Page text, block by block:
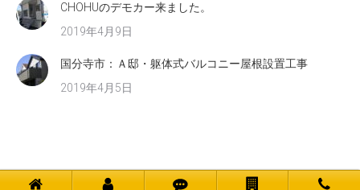
CHOHUのデモカー来ました。
2019年4月9日
国分寺市：Ａ邸・躯体式バルコニー屋根設置工事
2019年4月5日
Ⓒ 株式会社 ウイッシュ